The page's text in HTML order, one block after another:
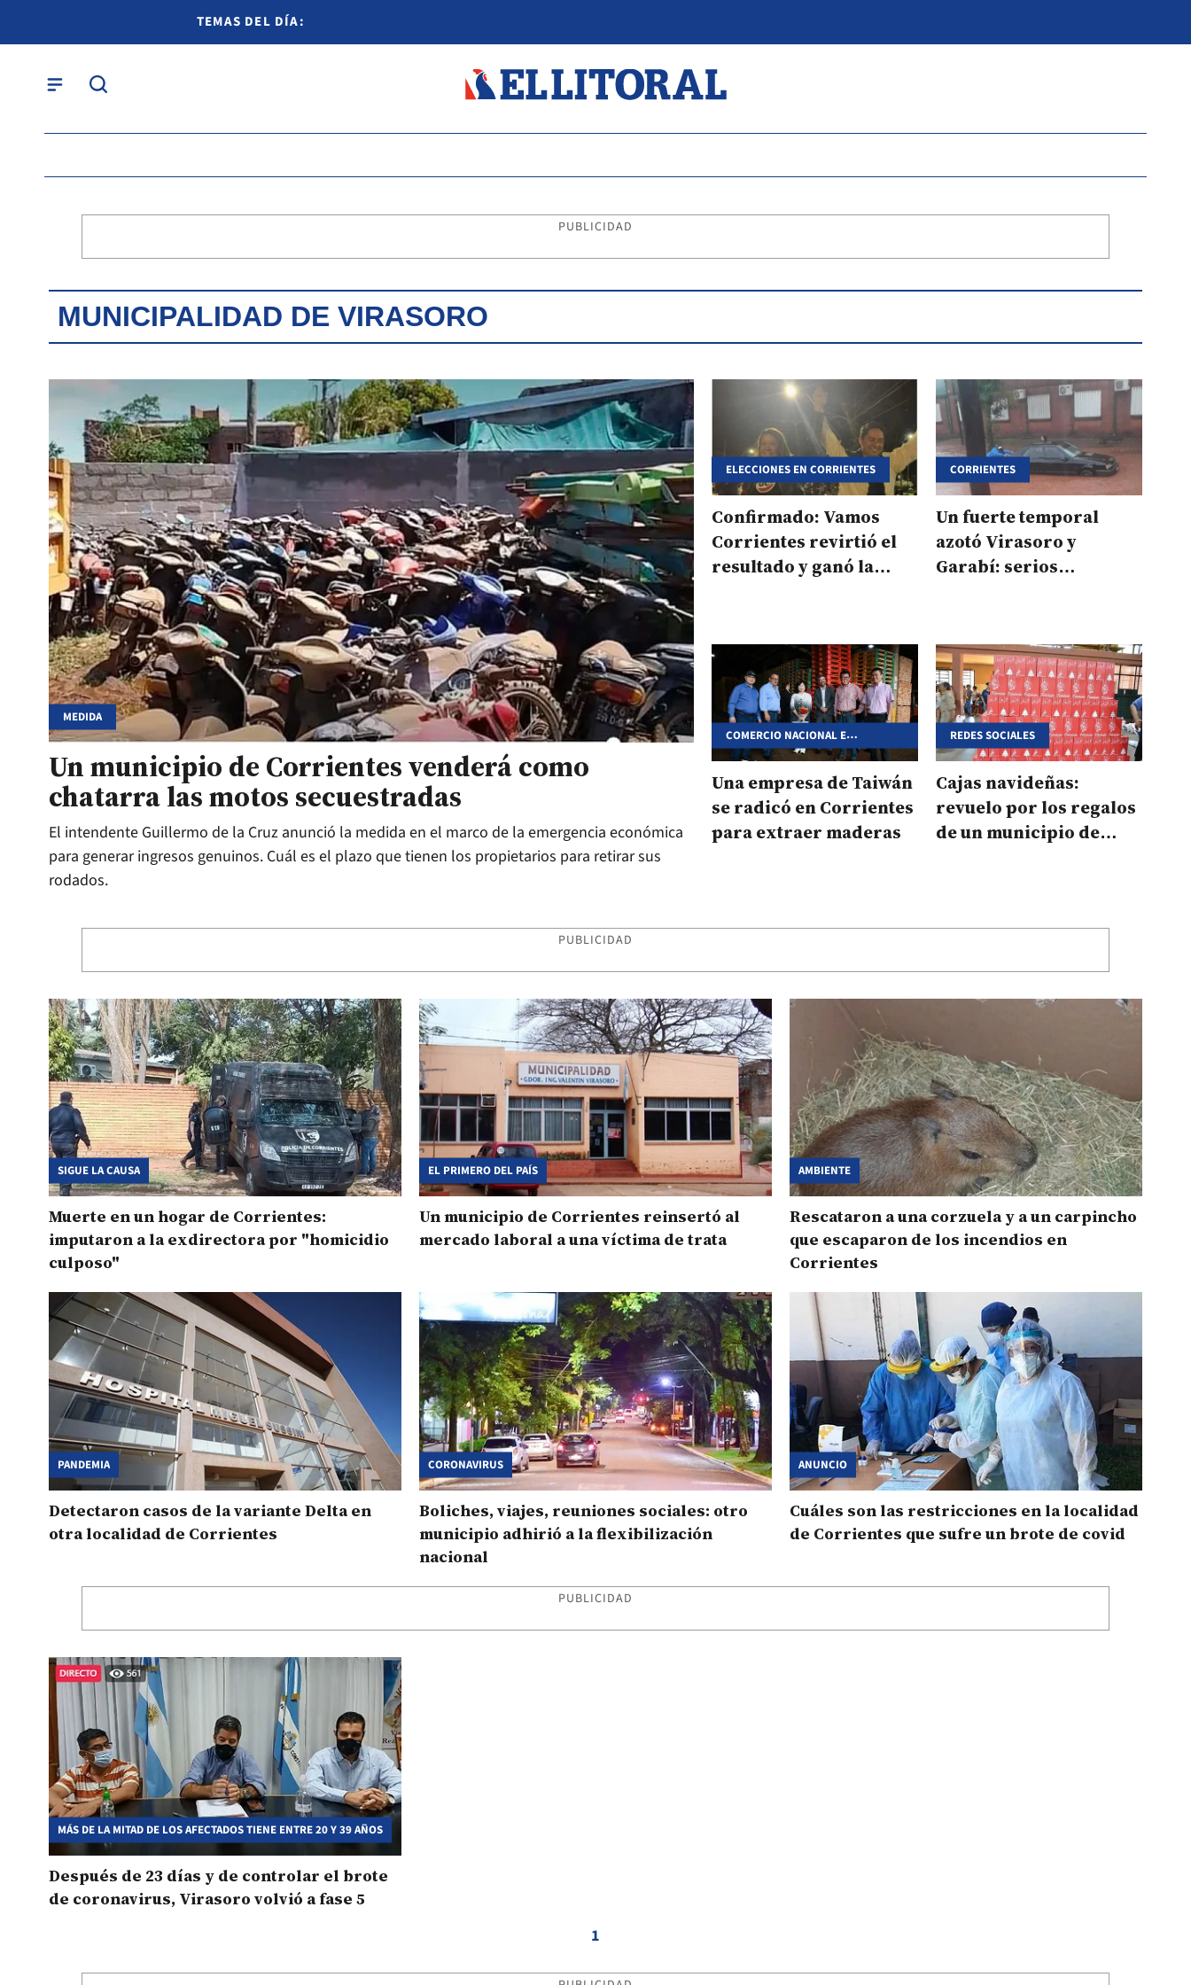
TEMAS DEL DÍA:
PUBLICIDAD
MUNICIPALIDAD DE VIRASORO
MEDIDA
Un municipio de Corrientes venderá como
chatarra las motos secuestradas
El intendente Guillermo de la Cruz anunció la medida en el marco de la emergencia económica
para generar ingresos genuinos. Cuál es el plazo que tienen los propietarios para retirar sus
rodados.
ELECCIONES EN CORRIENTES
Confirmado: Vamos
Corrientes revirtió el
resultado y ganó la
CORRIENTES
Un fuerte temporal
azotó Virasoro y
Garabí: serios
COMERCIO NACIONAL E
INTERNACIONAL
Una empresa de Taiwán
se radicó en Corrientes
para extraer maderas
REDES SOCIALES
Cajas navideñas:
revuelo por los regalos
de un municipio de
PUBLICIDAD
SIGUE LA CAUSA
Muerte en un hogar de Corrientes:
imputaron a la exdirectora por "homicidio
culposo"
EL PRIMERO DEL PAÍS
Un municipio de Corrientes reinsertó al
mercado laboral a una víctima de trata
AMBIENTE
Rescataron a una corzuela y a un carpincho
que escaparon de los incendios en
Corrientes
PANDEMIA
Detectaron casos de la variante Delta en
otra localidad de Corrientes
CORONAVIRUS
Boliches, viajes, reuniones sociales: otro
municipio adhirió a la flexibilización
nacional
ANUNCIO
Cuáles son las restricciones en la localidad
de Corrientes que sufre un brote de covid
PUBLICIDAD
MÁS DE LA MITAD DE LOS AFECTADOS TIENE ENTRE 20 Y 39 AÑOS
Después de 23 días y de controlar el brote
de coronavirus, Virasoro volvió a fase 5
1